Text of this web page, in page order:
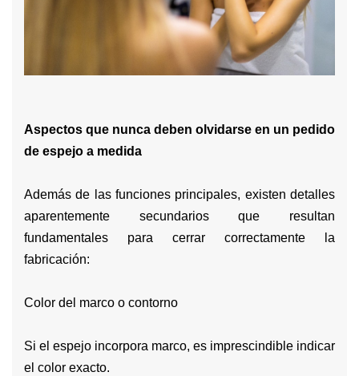
Aspectos que nunca deben olvidarse en un pedido
de espejo a medida
Además de las funciones principales, existen detalles
aparentemente secundarios que resultan
fundamentales para cerrar correctamente la
fabricación:
Color del marco o contorno
Si el espejo incorpora marco, es imprescindible indicar
el color exacto.